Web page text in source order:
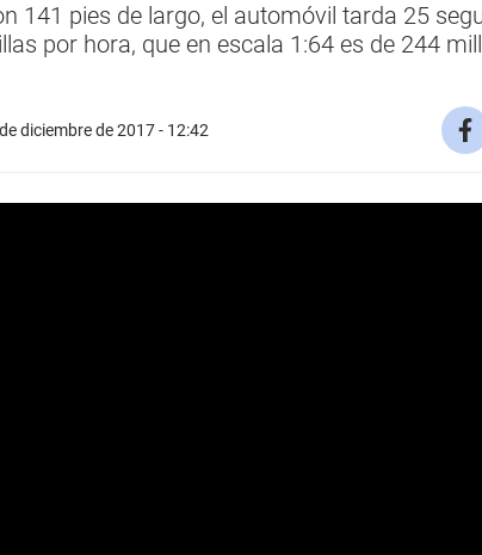
141 pies de largo, el automóvil tarda 25
por hora, que en escala 1:64 es de 244
diciembre de 2017 - 12:42